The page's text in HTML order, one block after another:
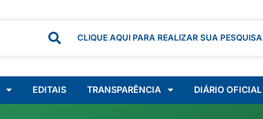
CLIQUE AQUI PARA REALIZAR SUA PESQUISA
EDITAIS TRANSPARÊNCIA DIÁRIO OFICIAL